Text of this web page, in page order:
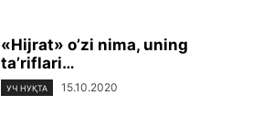
«Hijrat» o’zi nima, uning
ta’riflari…
УЧ НУҚТА 15.10.2020